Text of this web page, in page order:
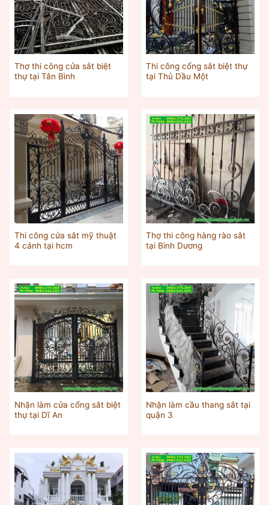
Thợ thi công cửa sắt biệt
thự tại Tân Bình
Thi công cổng sắt biệt thự
tại Thủ Dầu Một
Thi công cửa sắt mỹ thuật
4 cánh tại hcm
Thợ thi công hàng rào sắt
tại Bình Dương
Nhận làm cửa cổng sắt biệt
thự tại Dĩ An
Nhận làm cầu thang sắt tại
quận 3